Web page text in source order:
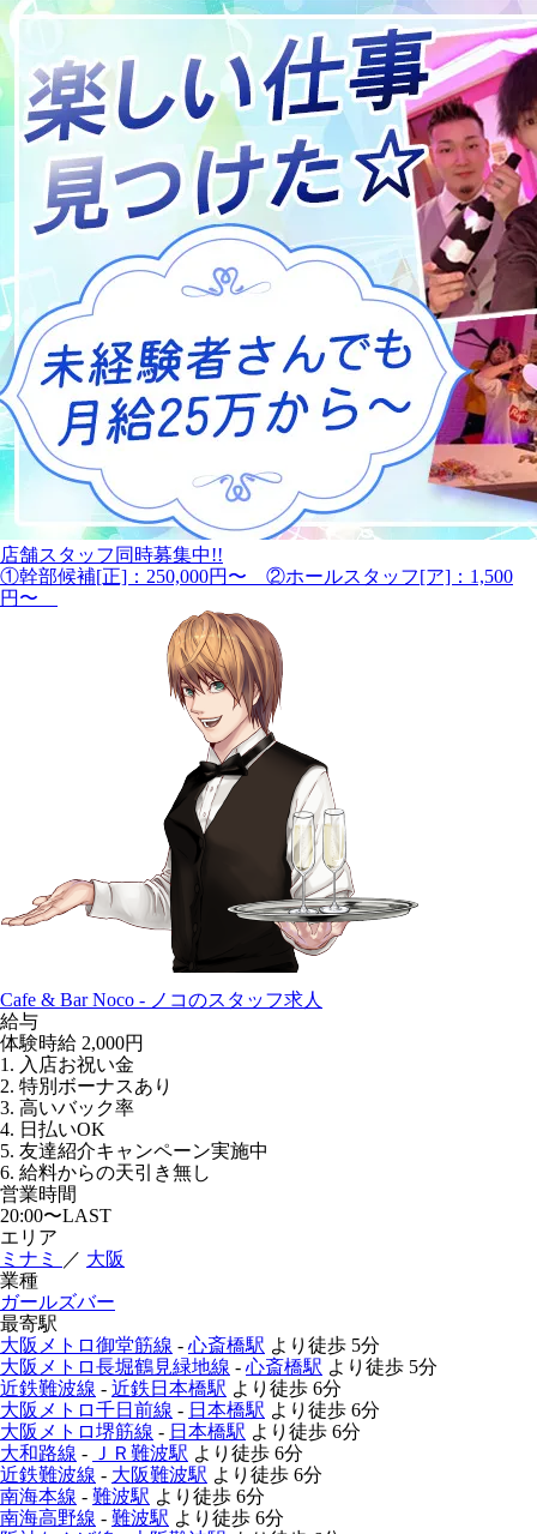
店舗スタッフ同時募集中!!
①幹部候補[正]：250,000円〜 ②ホールスタッフ[ア]：1,500
円〜
Cafe & Bar Noco - ノコのスタッフ求人
給与
体験時給 2,000円
1. 入店お祝い金
2. 特別ボーナスあり
3. 高いバック率
4. 日払いOK
5. 友達紹介キャンペーン実施中
6. 給料からの天引き無し
営業時間
20:00〜LAST
エリア
ミナミ
／ 大阪
業種
ガールズバー
最寄駅
大阪メトロ御堂筋線 - 心斎橋駅 より徒歩 5分
大阪メトロ長堀鶴見緑地線 - 心斎橋駅 より徒歩 5分
近鉄難波線 - 近鉄日本橋駅 より徒歩 6分
大阪メトロ千日前線 - 日本橋駅 より徒歩 6分
大阪メトロ堺筋線 - 日本橋駅 より徒歩 6分
大和路線 - ＪＲ難波駅 より徒歩 6分
近鉄難波線 - 大阪難波駅 より徒歩 6分
南海本線 - 難波駅 より徒歩 6分
南海高野線 - 難波駅 より徒歩 6分